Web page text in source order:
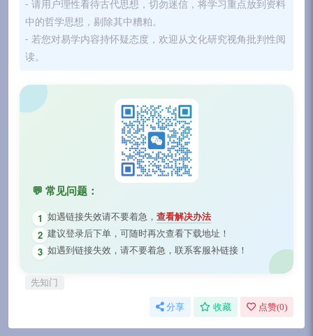
- 请用户理性看待古代思想，切勿迷信，将学习重点放到资料
中的哲学思想，剔除其中糟粕。
- 若您对易学内容持怀疑态度，欢迎从文化研究视角批判性阅
读。
💬 常见问题：
1 如遇链接失效请不要着急， 查看解决办法
2 建议登录后下单，可随时再次查看下载地址！
3 如遇到链接失效，请不要着急，联系客服补链接！
先知门
分享 收藏 点赞(0)